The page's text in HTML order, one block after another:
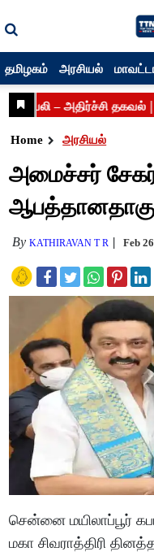
தமிழகம் அரசியல்
Home அரசியல்
அமைச்சர்
ஆபத்தானதாகும்
ByKATHIRAVAN T R Feb
சென்னை மயிலாப்பூர்
மகா சிவராத்திரி